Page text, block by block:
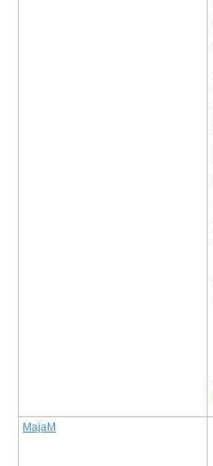
MajaM